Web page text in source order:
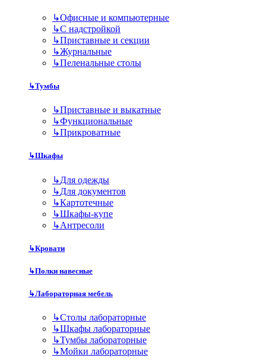
↳Офисные и компьютерные
↳С надстройкой
↳Приставные и секции
↳Журнальные
↳Пеленальные столы
↳Тумбы
↳Приставные и выкатные
↳Функциональные
↳Прикроватные
↳Шкафы
↳Для одежды
↳Для документов
↳Картотечные
↳Шкафы-купе
↳Антресоли
↳Кровати
↳Полки навесные
↳Лабораторная мебель
↳Столы лабораторные
↳Шкафы лабораторные
↳Тумбы лабораторные
↳Мойки лабораторные